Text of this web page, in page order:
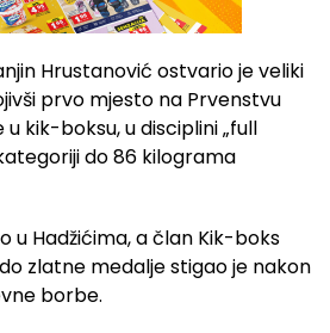
Hrustanović ostvario je veliki
prvo mjesto na Prvenstvu
kik-boksu, u disciplini „full
do 86 kilograma
u Hadžićima, a član Kik-boks
zlatne medalje stigao je nakon
borbe.